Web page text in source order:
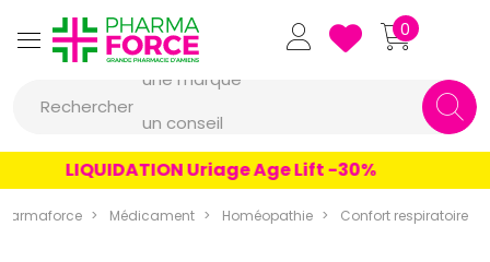
Pharmaforce Grande Pharmacie
0
Rechercher
une marque
un produit
une marque
LIQUIDATION Uriage Age Lift -30%
Médicament Homéopathie Confort respiratoire